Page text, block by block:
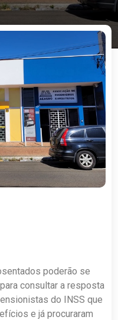
poderão se
consultar a resposta
do INSS que
e já procuraram